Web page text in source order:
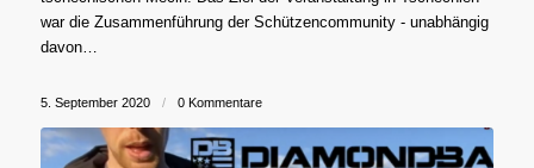
war die Zusammenführung der Schützencommunity - unabhängig
davon…
5. September 2020 / 0 Kommentare